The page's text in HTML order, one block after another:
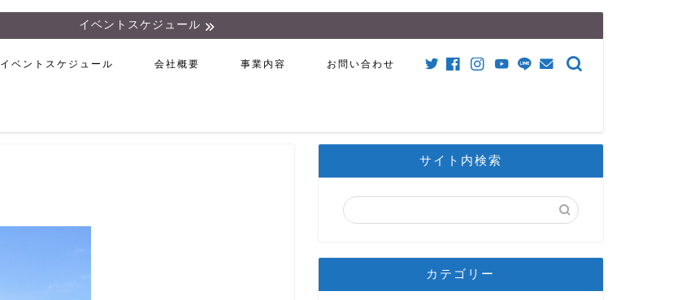
イベントスケジュール
イベントスケジュール 会社概要 事業内容 お問い合わせ
サイト内検索
カテゴリー